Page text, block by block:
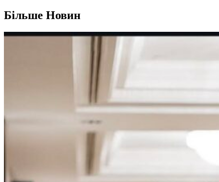
Більше Новин